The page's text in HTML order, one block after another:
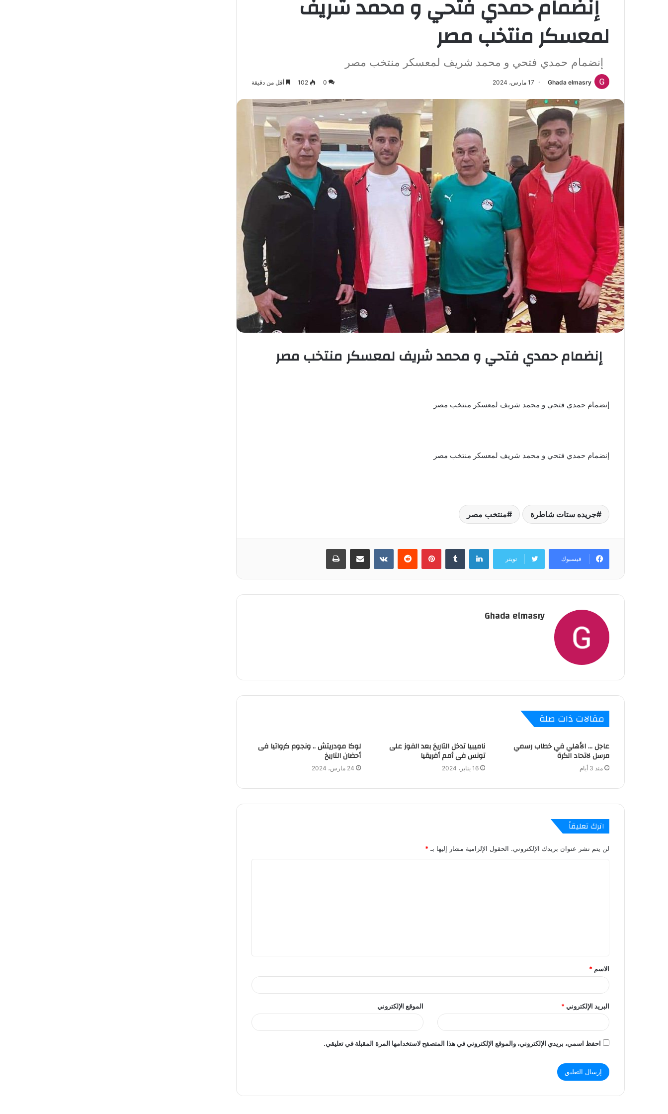
إنضمام حمدي فتحي و محمد شريف
لمعسكر منتخب مصر
إنضمام حمدي فتحي و محمد شريف لمعسكر منتخب مصر
Ghada elmasry 17 مارس، 2024 0
102 أقل من دقيقة
إنضمام حمدي فتحي و محمد شريف لمعسكر منتخب مصر
إنضمام حمدي فتحي و محمد شريف لمعسكر منتخب مصر
إنضمام حمدي فتحي و محمد شريف لمعسكر منتخب مصر
جريده ستات شاطرة منتخب مصر
فيسبوك تويتر
لينكدإن بينتيريست
Ghada elmasry
مقالات ذات صلة
عاجل … الأهلي في خطاب رسمي
مرسل لاتحاد الكرة
منذ 3 أيام
ناميبيا تدخل التاريخ بعد الفوز على
تونس فى أمم أفريقيا
16 يناير، 2024
لوكا مودريتش .. ونجوم كرواتيا فى
أحضان التاريخ
24 مارس، 2024
اترك تعليقاً
لن يتم نشر عنوان بريدك الإلكتروني. الحقول الإلزامية مشار إليها بـ *
ق
*
الاسم *
البريد الإلكتروني* الموقع الإلكتروني
احفظ اسمي، بريدي الإلكتروني، والموقع الإلكتروني في هذا المتصفح لاستخدامها المرة المقبلة في تعليقي.